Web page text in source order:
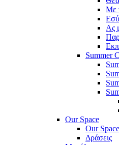
Με
Ας
Summer
Our Space
Our Space
Δράσεις